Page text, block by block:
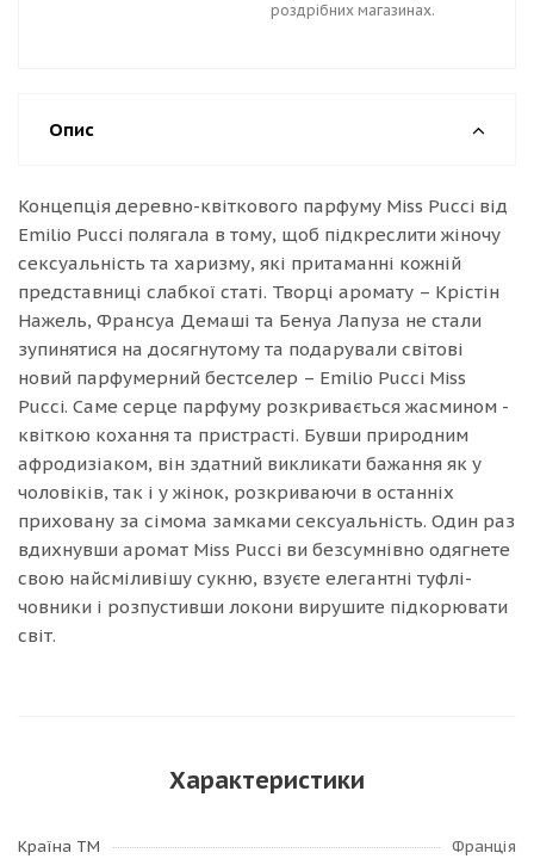
роздрібних магазинах.
Опис
Концепція деревно-квіткового парфуму Miss Pucci від
Emilio Pucci полягала в тому, щоб підкреслити жіночу
сексуальність та харизму, які притаманні кожній
представниці слабкої статі. Творці аромату – Крістін
Нажель, Франсуа Демаші та Бенуа Лапуза не стали
зупинятися на досягнутому та подарували світові
новий парфумерний бестселер – Emilio Pucci Miss
Pucci. Саме серце парфуму розкривається жасмином -
квіткою кохання та пристрасті. Бувши природним
афродизіаком, він здатний викликати бажання як у
чоловіків, так і у жінок, розкриваючи в останніх
приховану за сімома замками сексуальність. Один раз
вдихнувши аромат Miss Pucci ви безсумнівно одягнете
свою найсміливішу сукню, взуєте елегантні туфлі-
човники і розпустивши локони вирушите підкорювати
світ.
Характеристики
Країна ТМ
Франція